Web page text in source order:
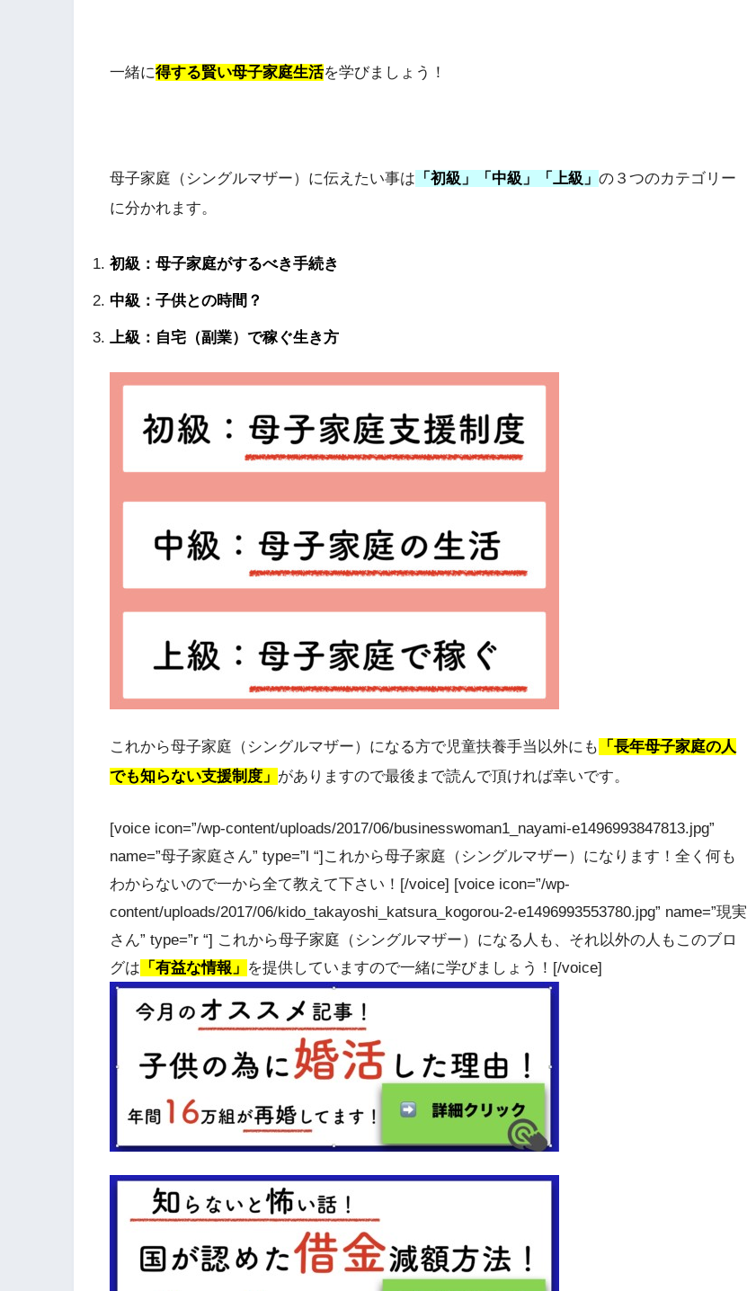
一緒に得する賢い母子家庭生活を学びましょう！
母子家庭（シングルマザー）に伝えたい事は 「初級」「中級」「上級」 の３つのカテゴリー
に分かれます。
初級：母子家庭がするべき手続き
中級：子供との時間？
上級：自宅（副業）で稼ぐ生き方
これから母子家庭（シングルマザー）になる方で児童扶養手当以外にも
「長年母子家庭の人
でも知らない支援制度」 がありますので最後まで読んで頂ければ幸いです。
[voice icon=”/wp-content/uploads/2017/06/businesswoman1_nayami-e1496993847813.jpg”
name=”母子家庭さん” type=”l “]これから母子家庭（シングルマザー）になります！全く何も
わからないので一から全て教えて下さい！[/voice] [voice icon=”/wp-
content/uploads/2017/06/kido_takayoshi_katsura_kogorou-2-e1496993553780.jpg” name=”現実
さん” type=”r “] これから母子家庭（シングルマザー）になる人も、それ以外の人もこのブロ
グは 「有益な情報」 を提供していますので一緒に学びましょう！[/voice]